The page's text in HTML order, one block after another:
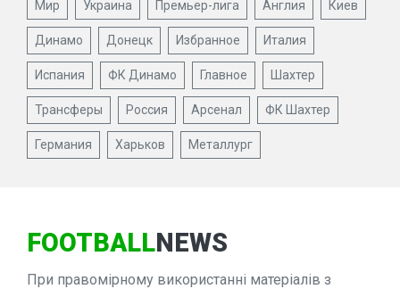
Мир Украина Премьер-лига Англия Киев
Динамо Донецк Избранное Италия
Испания ФК Динамо Главное Шахтер
Трансферы Россия Арсенал ФК Шахтер
Германия Харьков Металлург
FOOTBALLNEWS
При правомірному використанні матеріалів з